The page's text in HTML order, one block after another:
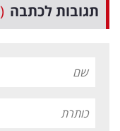
תגובות לכתבה (2)